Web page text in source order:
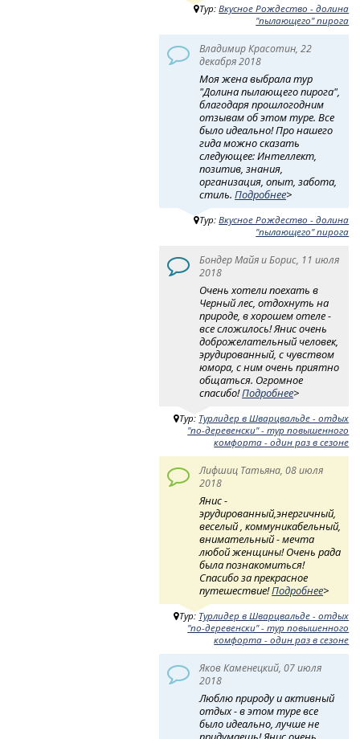
Тур:Вкусное Рождество - долина
"пылающего" пирога
Владимир Красотин, 22
декабря 2018
Моя жена выбрала тур
"Долина пылающего пирога",
благодаря прошлогодним
отзывам об этом туре. Все
было идеально! Про нашего
гида можно сказать
следующее: Интеллект,
позитив, знания,
организация, опыт, забота,
стиль.Подробнее>
Тур:Вкусное Рождество - долина
"пылающего" пирога
Бондер Майя и Борис, 11 июля
2018
Очень хотели поехать в
Черный лес, отдохнуть на
природе, в хорошем отеле -
все сложилось! Янис очень
доброжелательный человек,
эрудированный, с чувством
юмора, с ним очень приятно
общаться. Огромное
спасибо!Подробнее>
Тур: Турлидер в Шварцвальде - отдых
"по-деревенски" - тур повышенного
комфорта - один раз в сезоне
Лифшиц Татьяна, 08 июля
2018
Янис -
эрудированный,энергичный,
веселый , коммуникабельный,
внимательный - мечта
любой женщины! Очень рада
была познакомиться!
Спасибо за прекрасное
путешествие!Подробнее>
Тур: Турлидер в Шварцвальде - отдых
"по-деревенски" - тур повышенного
комфорта - один раз в сезоне
Яков Каменецкий, 07 июля
2018
Люблю природу и активный
отдых - в этом туре все
было идеально, лучше не